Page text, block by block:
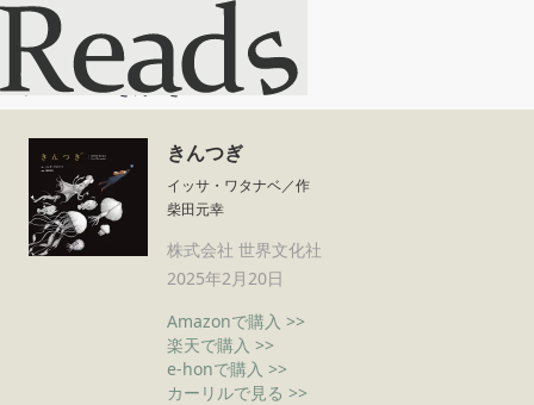
きんつぎ
ホーム きんつぎ
きんつぎ
イッサ・ワタナベ／作
柴田元幸
株式会社 世界文化社
2025年2月20日
Amazonで購入 >>
楽天で購入 >>
e-honで購入 >>
カーリルで見る >>